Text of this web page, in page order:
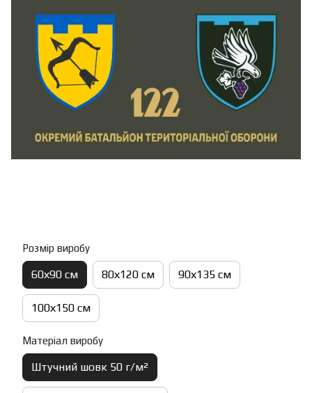
Розмір виробу
60х90 см 80х120 см 90х135 см
100х150 см
Матеріал виробу
Штучний шовк 50 г/м²